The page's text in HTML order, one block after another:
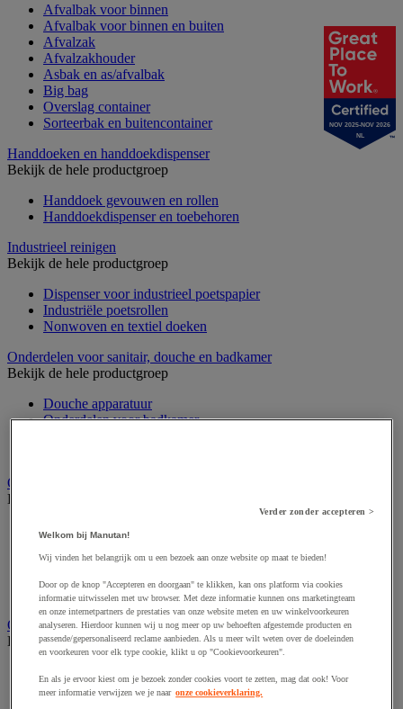
Afvalbak voor binnen
Afvalbak voor binnen en buiten
Afvalzak
Afvalzakhouder
Asbak en as/afvalbak
Big bag
Overslag container
Sorteerbak en buitencontainer
Handdoeken en handdoekdispenser
Bekijk de hele productgroep
Handdoek gevouwen en rollen
Handdoekdispenser en toebehoren
Industrieel reinigen
Bekijk de hele productgroep
Dispenser voor industrieel poetspapier
Industriële poetsrollen
Nonwoven en textiel doeken
Onderdelen voor sanitair, douche en badkamer
Bekijk de hele productgroep
Douche apparatuur
Onderdelen voor badkamer
Onderhoudsproduct
Bekijk de hele productgroep
Luchtverfrisser
Vaatwasmiddel
Vloer- en allesreiniger
Wasmiddel en -verzachter
Ongediertebestrijding
Bekijk de hele productgroep
Insecticide voor kruipende insecten
NOV 2025-NOV 2026
NL
Verder zonder accepteren >
Welkom bij Manutan!
Wij vinden het belangrijk om u een bezoek aan onze website op maat te bieden!
Door op de knop "Accepteren en doorgaan" te klikken, kan ons platform via cookies
informatie uitwisselen met uw browser. Met deze informatie kunnen ons marketingteam
en onze internetpartners de prestaties van onze website meten en uw winkelvoorkeuren
analyseren. Hierdoor kunnen wij u nog meer op uw behoeften afgestemde producten en
passende/gepersonaliseerd reclame aanbieden. Als u meer wilt weten over de doeleinden
en voorkeuren voor elk type cookie, klikt u op "Cookievoorkeuren".
En als je ervoor kiest om je bezoek zonder cookies voort te zetten, mag dat ook! Voor
meer informatie verwijzen we je naar onze cookieverklaring.